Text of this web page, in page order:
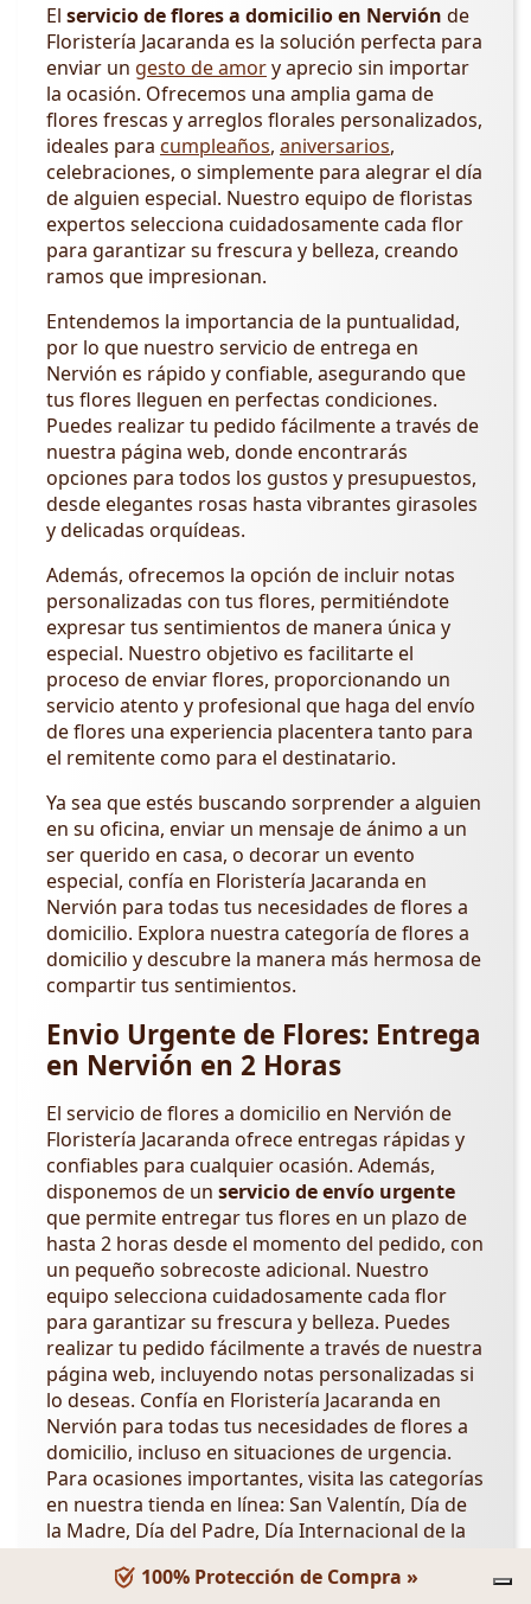
El servicio de flores a domicilio en Nervión de
Floristería Jacaranda es la solución perfecta para
enviar un gesto de amory aprecio sin importar
la ocasión. Ofrecemos una amplia gama de
flores frescas y arreglos florales personalizados,
ideales para cumpleaños, aniversarios,
celebraciones, o simplemente para alegrar el día
de alguien especial. Nuestro equipo de floristas
expertos selecciona cuidadosamente cada flor
para garantizar su frescura y belleza, creando
ramos que impresionan.
Entendemos la importancia de la puntualidad,
por lo que nuestro servicio de entrega en
Nervión es rápido y confiable, asegurando que
tus flores lleguen en perfectas condiciones.
Puedes realizar tu pedido fácilmente a través de
nuestra página web, donde encontrarás
opciones para todos los gustos y presupuestos,
desde elegantes rosas hasta vibrantes girasoles
y delicadas orquídeas.
Además, ofrecemos la opción de incluir notas
personalizadas con tus flores, permitiéndote
expresar tus sentimientos de manera única y
especial. Nuestro objetivo es facilitarte el
proceso de enviar flores, proporcionando un
servicio atento y profesional que haga del envío
de flores una experiencia placentera tanto para
el remitente como para el destinatario.
Ya sea que estés buscando sorprender a alguien
en su oficina, enviar un mensaje de ánimo a un
ser querido en casa, o decorar un evento
especial, confía en Floristería Jacaranda en
Nervión para todas tus necesidades de flores a
domicilio. Explora nuestra categoría de flores a
domicilio y descubre la manera más hermosa de
compartir tus sentimientos.
Envio Urgente de Flores: Entrega
en Nervión en 2 Horas
El servicio de flores a domicilio en Nervión de
Floristería Jacaranda ofrece entregas rápidas y
confiables para cualquier ocasión. Además,
disponemos de un servicio de envío urgente
que permite entregar tus flores en un plazo de
hasta 2 horas desde el momento del pedido, con
un pequeño sobrecoste adicional. Nuestro
equipo selecciona cuidadosamente cada flor
para garantizar su frescura y belleza. Puedes
realizar tu pedido fácilmente a través de nuestra
página web, incluyendo notas personalizadas si
lo deseas. Confía en Floristería Jacaranda en
Nervión para todas tus necesidades de flores a
domicilio, incluso en situaciones de urgencia.
Para ocasiones importantes, visita las categorías
en nuestra tienda en línea: San Valentín, Día de
la Madre, Día del Padre, Día Internacional de la
100% Protección de Compra »